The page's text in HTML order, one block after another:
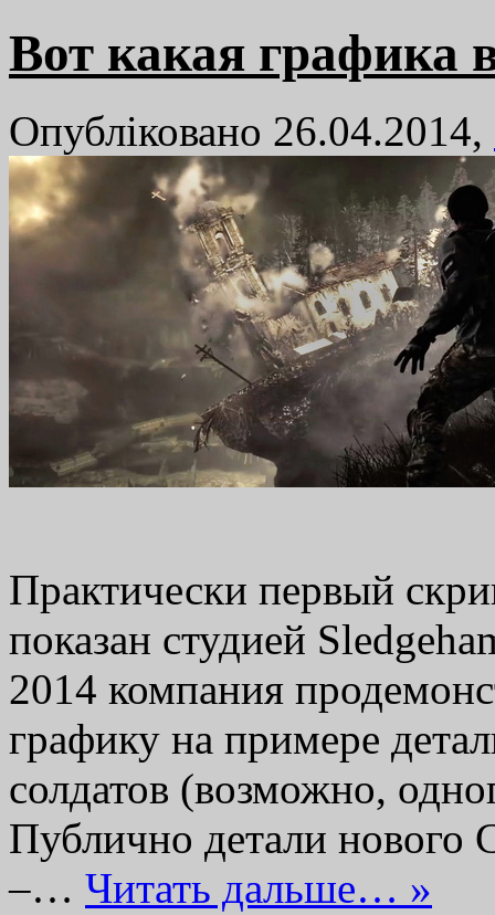
Вот какая графика
Опубліковано 26.04.2014,
Практически первый
показан студией
2014 компания
графику на примере
солдатов (возможно,
Публично детали нового
–… Читать дальше… »